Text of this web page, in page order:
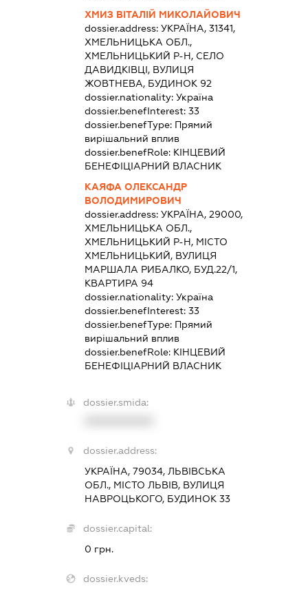
ХМИЗ ВІТАЛІЙ МИКОЛАЙОВИЧ
dossier.address: УКРАЇНА, 31341,
ХМЕЛЬНИЦЬКА ОБЛ.,
ХМЕЛЬНИЦЬКИЙ Р-Н, СЕЛО
ДАВИДКІВЦІ, ВУЛИЦЯ
ЖОВТНЕВА, БУДИНОК 92
dossier.nationality: Україна
dossier.benefInterest: 33
dossier.benefType: Прямий
вирішальний вплив
dossier.benefRole: КІНЦЕВИЙ
БЕНЕФІЦІАРНИЙ ВЛАСНИК
КАЯФА ОЛЕКСАНДР
ВОЛОДИМИРОВИЧ
dossier.address: УКРАЇНА, 29000,
ХМЕЛЬНИЦЬКА ОБЛ.,
ХМЕЛЬНИЦЬКИЙ Р-Н, МІСТО
ХМЕЛЬНИЦЬКИЙ, ВУЛИЦЯ
МАРШАЛА РИБАЛКО, БУД.22/1,
КВАРТИРА 94
dossier.nationality: Україна
dossier.benefInterest: 33
dossier.benefType: Прямий
вирішальний вплив
dossier.benefRole: КІНЦЕВИЙ
БЕНЕФІЦІАРНИЙ ВЛАСНИК
dossier.smida:
dossier.address:
УКРАЇНА, 79034, ЛЬВІВСЬКА
ОБЛ., МІСТО ЛЬВІВ, ВУЛИЦЯ
НАВРОЦЬКОГО, БУДИНОК 33
dossier.capital:
0 грн.
dossier.kveds: